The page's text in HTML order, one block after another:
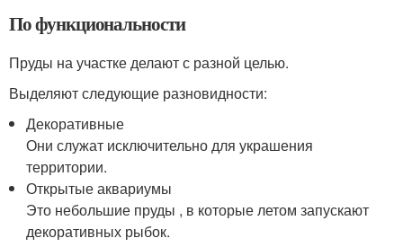
По функциональности
Пруды на участке делают с разной целью.
Выделяют следующие разновидности:
Декоративные
Они служат исключительно для украшения
территории.
Открытые аквариумы
Это небольшие пруды , в которые летом запускают
декоративных рыбок.